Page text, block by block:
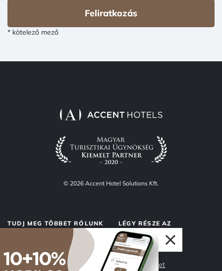
Feliratkozás
* kötelező mező
© 2026 Accent Hotel Solutions Kft.
TUDJ MEG TÖBBET RÓLUNK
Rólunk
LÉGY RÉSZE AZ
ACCENTNEK
Accent Market